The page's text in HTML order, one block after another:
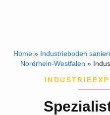
Home » Industrieboden
Nordrhein-Westfalen »